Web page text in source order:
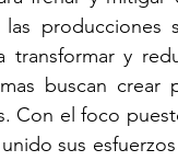
producciones
y
buscan
Con el foco
sus